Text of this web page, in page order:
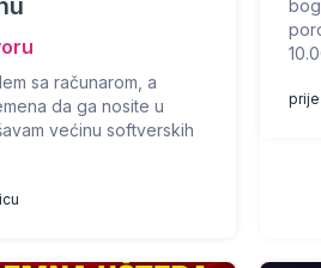
sa računarom, a
da ga nosite u
većinu softverskih